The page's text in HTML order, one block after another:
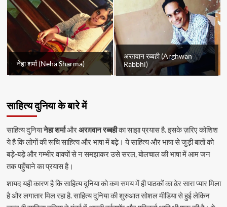
नेहा शर्मा (Neha Sharma)
अरग़वान रब्बही (Arghwan
Rabbhi)
साहित्य दुनिया के बारे में
साहित्य दुनियानेहा शर्माऔरअरग़वान रब्बहीका साझा प्रयास है. इसके ज़रिए कोशिश
ये है कि लोगों की रूचि साहित्य और भाषा में बढ़े। ये साहित्य और भाषा से जुड़ी बातों को
बड़े-बड़े और गम्भीर वाक्यों से न समझाकर उसे सरल, बोलचाल की भाषा में आम जन
तक पहुँचाने का प्रयास है।
शायद यही कारण है कि साहित्य दुनिया को कम समय में ही पाठकों का ढेर सारा प्यार मिला
है और लगातार मिल रहा है. साहित्य दुनिया की शुरुआत सोशल मीडिया से हुई लेकिन